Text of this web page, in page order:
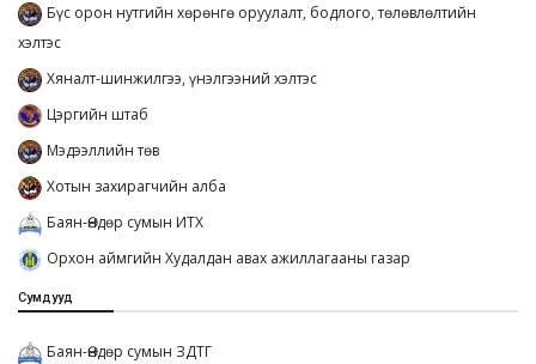
Бүс орон нутгийн хөрөнгө оруулалт, бодлого, төлөвлөлтийн
хэлтэс
Хяналт-шинжилгээ, үнэлгээний хэлтэс
Цэргийн штаб
Мэдээллийн төв
Хотын захирагчийн алба
Баян-Өндөр сумын ИТХ
Орхон аймгийн Худалдан авах ажиллагааны газар
Сумдууд
Баян-Өндөр сумын ЗДТГ